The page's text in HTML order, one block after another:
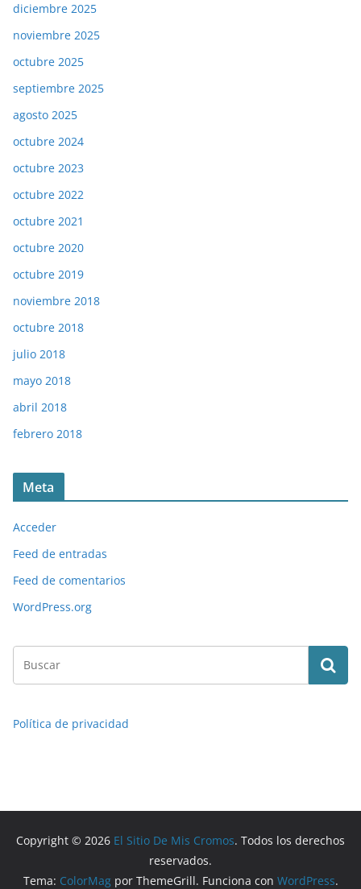
diciembre 2025
noviembre 2025
octubre 2025
septiembre 2025
agosto 2025
octubre 2024
octubre 2023
octubre 2022
octubre 2021
octubre 2020
octubre 2019
noviembre 2018
octubre 2018
julio 2018
mayo 2018
abril 2018
febrero 2018
Meta
Acceder
Feed de entradas
Feed de comentarios
WordPress.org
Política de privacidad
Copyright © 2026 El Sitio De Mis Cromos. Todos los derechos
reservados.
Tema: ColorMagpor ThemeGrill. Funciona con WordPress.